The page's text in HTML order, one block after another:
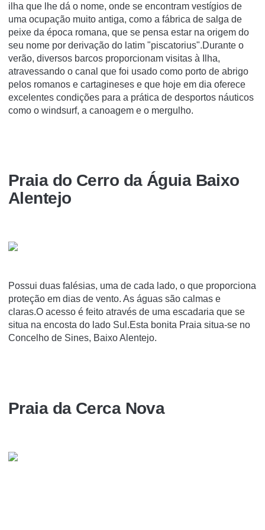
ilha que lhe dá o nome, onde se encontram vestígios de
uma ocupação muito antiga, como a fábrica de salga de
peixe da época romana, que se pensa estar na origem do
seu nome por derivação do latim "piscatorius".Durante o
verão, diversos barcos proporcionam visitas à Ilha,
atravessando o canal que foi usado como porto de abrigo
pelos romanos e cartagineses e que hoje em dia oferece
excelentes condições para a prática de desportos náuticos
como o windsurf, a canoagem e o mergulho.
Praia do Cerro da Águia Baixo
Alentejo
Possui duas falésias, uma de cada lado, o que proporciona
proteção em dias de vento. As águas são calmas e
claras.O acesso é feito através de uma escadaria que se
situa na encosta do lado Sul.Esta bonita Praia situa-se no
Concelho de Sines, Baixo Alentejo.
Praia da Cerca Nova